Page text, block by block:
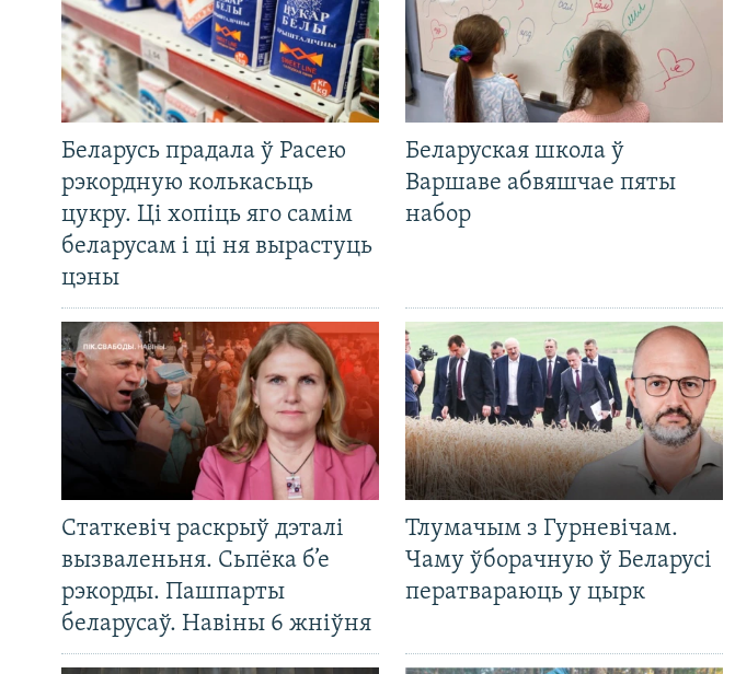
Беларусь прадала ў Расею
рэкордную колькасьць
цукру. Ці хопіць яго самім
беларусам і ці ня вырастуць
цэны
Беларуская школа ў
Варшаве абвяшчае пяты
набор
Статкевіч раскрыў дэталі
вызваленьня. Сьпёка б’е
рэкорды. Пашпарты
беларусаў. Навіны 6 жніўня
Тлумачым з Гурневічам.
Чаму ўборачную ў Беларусі
ператвараюць у цырк